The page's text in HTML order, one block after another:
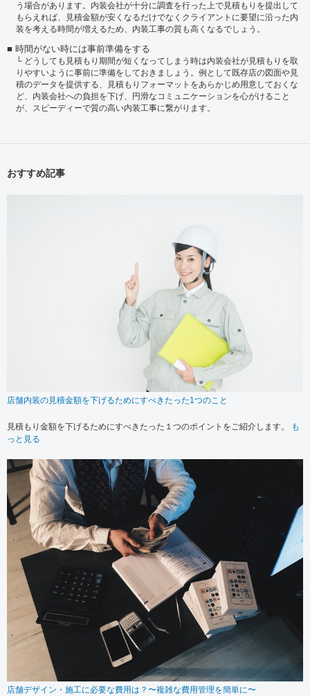
う場合があります。内装会社が十分に調査を行った上で見積もりを提出して
もらえれば、見積金額が安くなるだけでなくクライアントに要望に沿った内
装を考える時間が増えるため、内装工事の質も高くなるでしょう。
時間がない時には事前準備をする
どうしても見積もり期間が短くなってしまう時は内装会社が見積もりを取
りやすいように事前に準備をしておきましょう。例として既存店の図面や見
積のデータを提供する、見積もりフォーマットをあらかじめ用意しておくな
ど、内装会社への負担を下げ、円滑なコミュニケーションを心がけること
が、スピーディーで質の高い内装工事に繋がります。
おすすめ記事
店舗内装の見積金額を下げるためにすべきたった1つのこと
見積もり金額を下げるためにすべきたった１つのポイントをご紹介します。
も
っと見る
店舗デザイン・施工に必要な費用は？〜複雑な費用管理を簡単に〜